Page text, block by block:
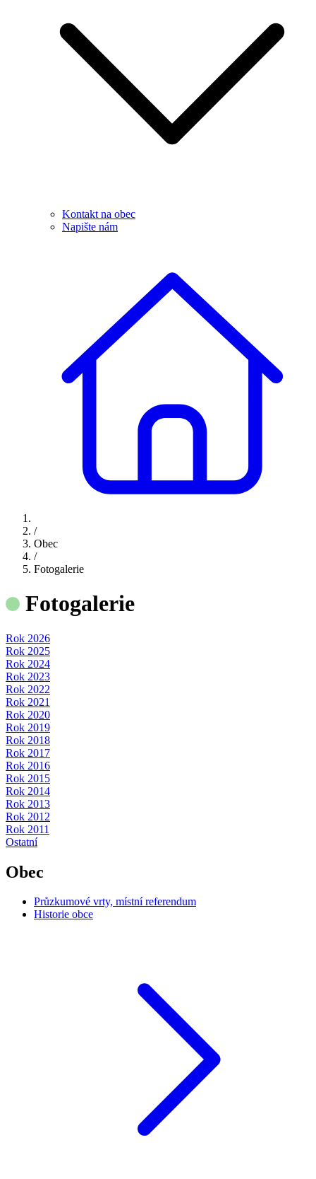
Kontakt na obec
Napište nám
/
Obec
/
Fotogalerie
Fotogalerie
Rok 2026
Rok 2025
Rok 2024
Rok 2023
Rok 2022
Rok 2021
Rok 2020
Rok 2019
Rok 2018
Rok 2017
Rok 2016
Rok 2015
Rok 2014
Rok 2013
Rok 2012
Rok 2011
Ostatní
Obec
Průzkumové vrty, místní referendum
Historie obce